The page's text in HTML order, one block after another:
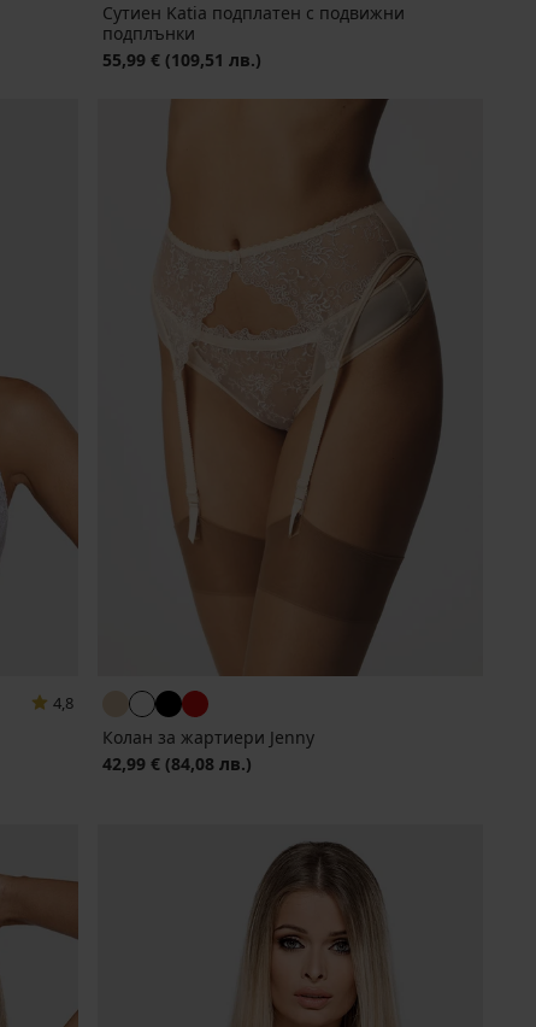
Сутиен Katia подплатен с подвижни
подплънки
55,99 € (109,51 лв.)
4,8
Колан за жартиери Jenny
42,99 € (84,08 лв.)